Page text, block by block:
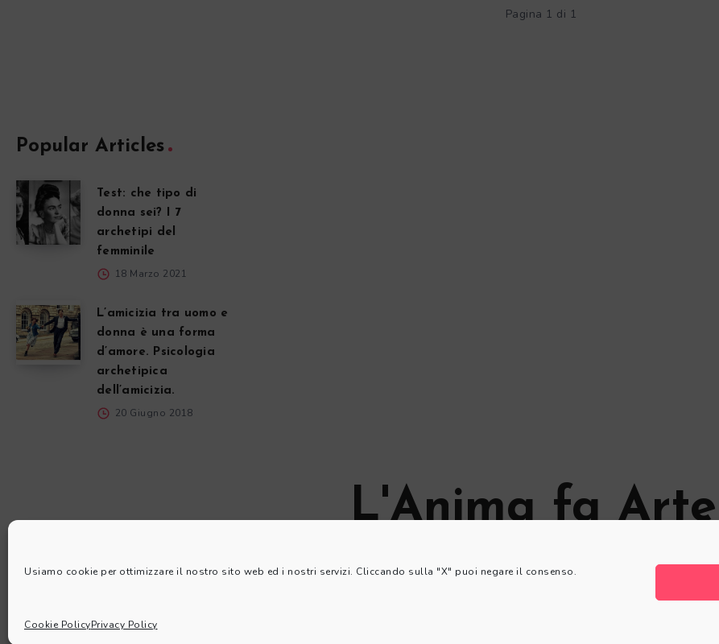
Usiamo cookie per ottimizzare il nostro sito web ed i nostri servizi. Cliccando sulla "X" puoi negare il consenso.
Cookie PolicyPrivacy Policy
Pagina 1 di 1
Popular Articles
Test: che tipo di
donna sei? I 7
archetipi del
femminile
18 Marzo 2021
L’amicizia tra uomo e
donna è una forma
d’amore. Psicologia
archetipica
dell’amicizia.
20 Giugno 2018
L'Anima fa Arte
© L'Anima fa Arte